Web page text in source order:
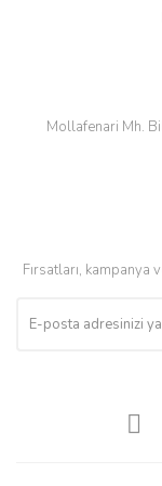
Mollafenari Mh.
Fırsatları,